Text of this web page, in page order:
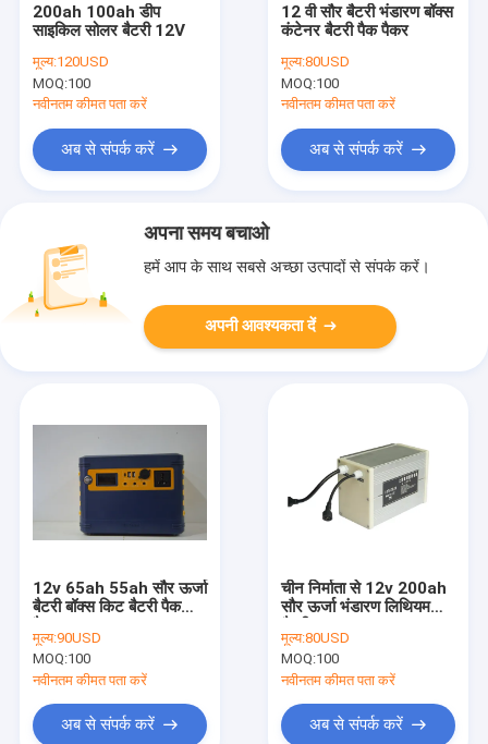
200ah 100ah डीप
साइकिल सोलर बैटरी 12V
मूल्य:120USD
MOQ:100
नवीनतम कीमत पता करें
अब से संपर्क करें
12 वी सौर बैटरी भंडारण बॉक्स
कंटेनर बैटरी पैक पैकर
मूल्य:80USD
MOQ:100
नवीनतम कीमत पता करें
अब से संपर्क करें
अपना समय बचाओ
हमें आप के साथ सबसे अच्छा उत्पादों से संपर्क करें।
अपनी आवश्यकता दें
12v 65ah 55ah सौर ऊर्जा
बैटरी बॉक्स किट बैटरी पैक
मूल्य:90USD
MOQ:100
नवीनतम कीमत पता करें
अब से संपर्क करें
चीन निर्माता से 12v 200ah
सौर ऊर्जा भंडारण लिथियम
मूल्य:80USD
MOQ:100
नवीनतम कीमत पता करें
अब से संपर्क करें